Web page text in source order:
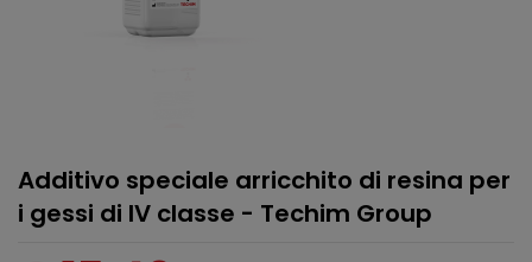
Additivo speciale arricchito di resina per
i gessi di IV classe - Techim Group